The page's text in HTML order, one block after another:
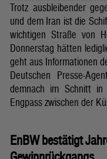
Trotz ausbleibender
und dem Iran ist die
wichtigen Straße von
Donnerstag hätten
geht aus Informationen
Deutschen Presse-
demnach im Schnitt in
Engpass zwischen der
EnBW bestätigt